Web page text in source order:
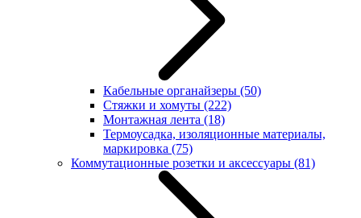
Кабельные органайзеры (50)
Стяжки и хомуты (222)
Монтажная лента (18)
Термоусадка, изоляционные материалы,
маркировка (75)
Коммутационные розетки и аксессуары (81)